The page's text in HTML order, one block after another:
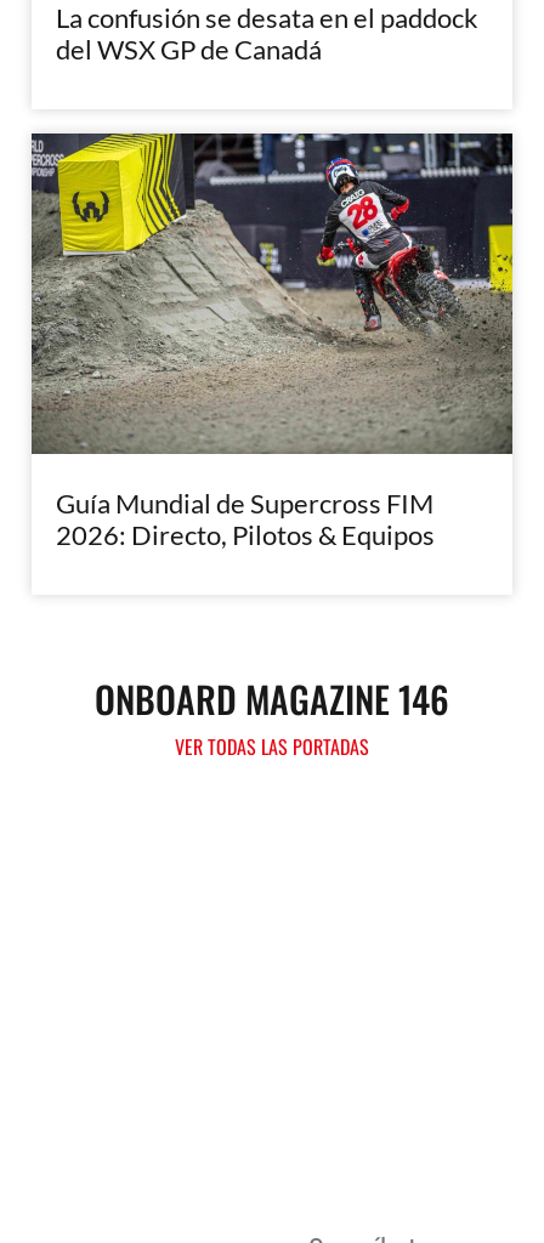
La confusión se desata en el paddock
del WSX GP de Canadá
Guía Mundial de Supercross FIM
2026: Directo, Pilotos & Equipos
ONBOARD MAGAZINE 146
VER TODAS LAS PORTADAS